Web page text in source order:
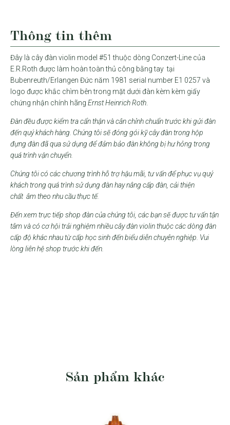
Thông tin thêm
Đây là cây đàn violin model #51 thuộc dòng Conzert-Line của
E.R.Roth được làm hoàn toàn thủ công bằng tay tại
Bubenreuth/Erlangen Đức năm 1981 serial number E1 0257 và
logo được khắc chìm bên trong mặt dưới đàn kèm kèm giấy
chứng nhận chính hãng Ernst Heinrich Roth
Đàn đều được kiểm tra cẩn thận và cân chỉnh chuẩn trước khi gửi đàn
đến quý khách hàng. Chúng tôi sẽ đóng gói kỹ cây đàn trong hộp
đựng đàn đã qua sử dụng để đảm bảo đàn không bị hư hỏng trong
quá trình vận chuyển.
Chúng tôi có các chương trình hỗ trợ hậu mãi, tư vấn để phục vụ quý
khách trong quá trình sử dụng đàn hay nâng cấp đàn, cải thiện
chất âm theo nhu cầu thực tế.
Đến xem trực tiếp shop đàn của chúng tôi, các bạn sẽ được tư vấn tận
tâm và có cơ hội trải nghiệm nhiều cây đàn violin thuộc các dòng đàn
cấp độ khác nhau từ cấp học sinh đến biểu diễn chuyên nghiệp. Vui
lòng liên hệ shop trước khi đến.
Sản phẩm khác